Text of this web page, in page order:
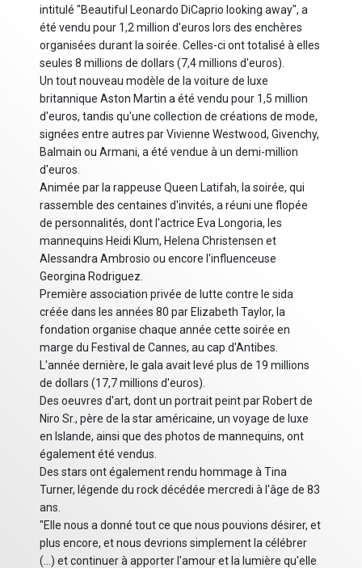
intitulé "Beautiful Leonardo DiCaprio looking away", a
été vendu pour 1,2 million d'euros lors des enchères
organisées durant la soirée. Celles-ci ont totalisé à elles
seules 8 millions de dollars (7,4 millions d'euros).
Un tout nouveau modèle de la voiture de luxe
britannique Aston Martin a été vendu pour 1,5 million
d'euros, tandis qu'une collection de créations de mode,
signées entre autres par Vivienne Westwood, Givenchy,
Balmain ou Armani, a été vendue à un demi-million
d'euros.
Animée par la rappeuse Queen Latifah, la soirée, qui
rassemble des centaines d'invités, a réuni une flopée
de personnalités, dont l'actrice Eva Longoria, les
mannequins Heidi Klum, Helena Christensen et
Alessandra Ambrosio ou encore l'influenceuse
Georgina Rodriguez.
Première association privée de lutte contre le sida
créée dans les années 80 par Elizabeth Taylor, la
fondation organise chaque année cette soirée en
marge du Festival de Cannes, au cap d'Antibes.
L'année dernière, le gala avait levé plus de 19 millions
de dollars (17,7 millions d'euros).
Des oeuvres d'art, dont un portrait peint par Robert de
Niro Sr., père de la star américaine, un voyage de luxe
en Islande, ainsi que des photos de mannequins, ont
également été vendus.
Des stars ont également rendu hommage à Tina
Turner, légende du rock décédée mercredi à l'âge de 83
ans.
"Elle nous a donné tout ce que nous pouvions désirer, et
plus encore, et nous devrions simplement la célébrer
(...) et continuer à apporter l'amour et la lumière qu'elle